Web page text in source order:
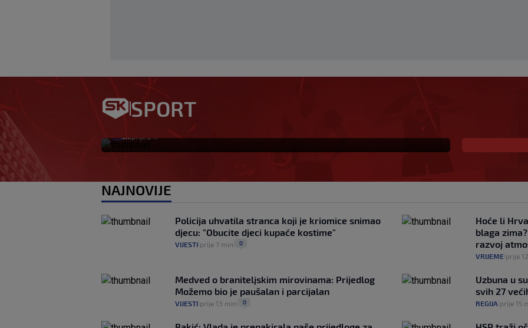
SPORT
Garcia odabrao početnih 11 za Litvu?
Livaja se čini se vraća na klupu
SK prije 2 h
NAJNOVIJE
Policija uhvatila stranca koji je kriomice snimao
djecu: "Obucite djeci kupaće kostime"
VIJESTI prije 7 min 0
Hoće li
blaga
razvoj
VRIJEME prije
Medved o braniteljskim mirovinama: Prijedlog
Možemo bio je paušalan i parcijalan
VIJESTI prije 13 min 0
Uzbuna u
svih 27
REGIJA prije 15